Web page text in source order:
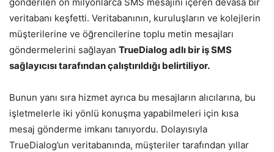
gönderilen on milyonlarca SMS mesajını içeren devasa bir
veritabanı keşfetti. Veritabanının, kuruluşların ve kolejlerin
müşterilerine ve öğrencilerine toplu metin mesajları
göndermelerini sağlayan TrueDialog adlı bir iş SMS
sağlayıcısı tarafından çalıştırıldığı belirtiliyor.
Bunun yanı sıra hizmet ayrıca bu mesajların alıcılarına, bu
işletmelerle iki yönlü konuşma yapabilmeleri için kısa
mesaj gönderme imkanı tanıyordu. Dolayısıyla
TrueDialog’un veritabanında, müşteriler tarafından yıllar